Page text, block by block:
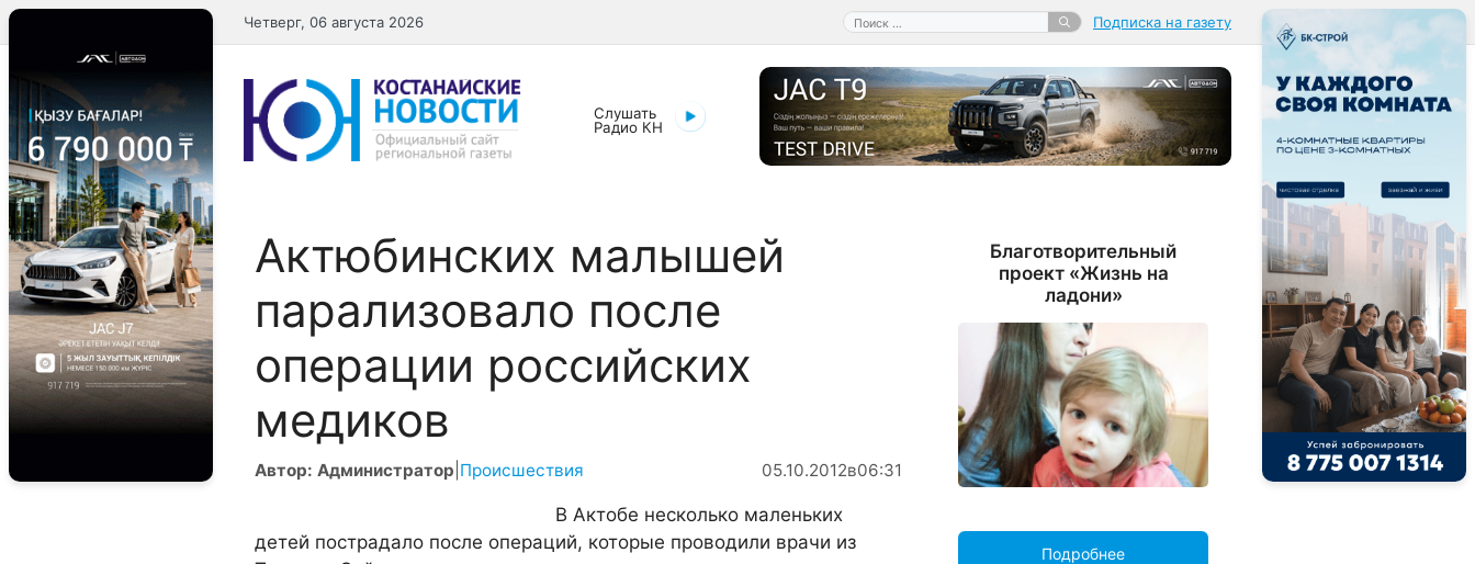
Перейти
к
содержимому
Поиск:
Четверг, 06 августа 2026 Подписка на газету
Слушать
Радио КН
Актюбинских малышей
парализовало после
операции российских
медиков
Автор: Администратор Происшествия 05.10.2012в06:31
В Актобе несколько маленьких
детей пострадало после операций, которые проводили врачи из
Благотворительный
проект «Жизнь на
ладони»
Подробнее